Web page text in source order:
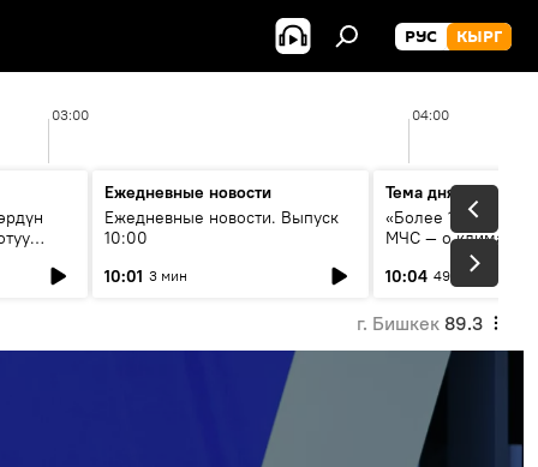
РУС КЫРГ
03:00 04:00
Ежедневные новости
Ежедневные новости. Выпуск
10:00
10:01 3 мин
Тема дня
«Более 1200 сёл в
МЧС — о климате,
системе
населения
10:04 49 мин
г. Бишкек 89.3